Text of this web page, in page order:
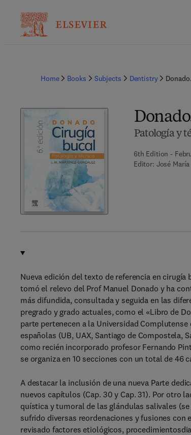
Home Books Subjects Dentistry
Patología y
6th Edition -
Editor: José
Nueva edición del texto de referencia en
tomó el relevo del Prof Manuel Donado y ha
más difundida, consultada y seguida en las
pregrado y grado actuales, como el «Libro de
parte pertenecen a la Universidad
españolas (UB, UAX, Santiago de Compostela,
como recién incorporado profesor Fernando
se organiza en 10 secciones con un total de 46
A destacar la inclusión de una nueva Parte
nuevos capítulos (Cap. 30 y Cap. 31). Por otro
quística y tumoral de las glándulas salivales
sufrido diversas reordenaciones y fusiones con
revisado factores etiológicos,